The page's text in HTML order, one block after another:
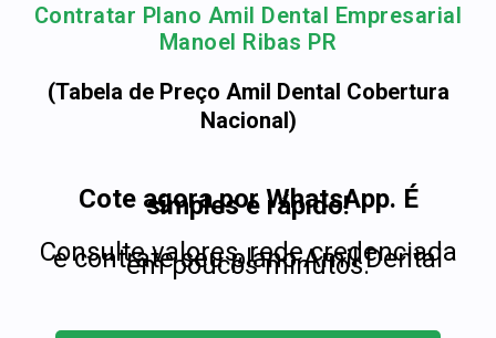
Contratar Plano Amil Dental Empresarial
Manoel Ribas PR
(Tabela de Preço Amil Dental Cobertura
Nacional)
Cote agora por WhatsApp. É
simples e rápido!
Consulte valores, rede credenciada
e contrate seu plano Amil Dental
em poucos minutos.